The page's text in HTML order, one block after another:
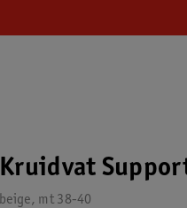
Kruidvat
beige, mt 38-40